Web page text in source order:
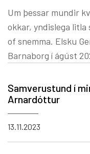
Um þessar mundir
okkar, yndislega
of snemma. Elsku
Barnaborg í ágúst
henni, hún fór sínu
svo auðveldlega slá
að fylgjast með
saman og dansa
Gerður átti líka sinn
Samverustund í
Arnardóttur
13.11.2023